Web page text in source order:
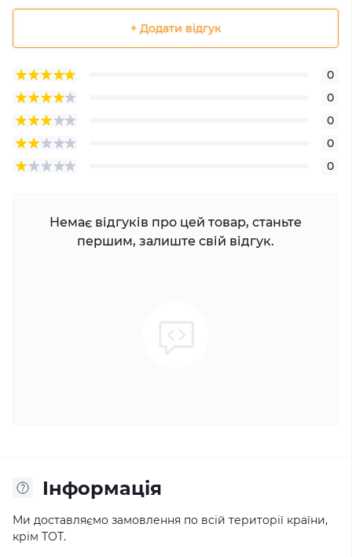
+ Додати відгук
0
0
0
0
0
Немає відгуків про цей товар, станьте
першим, залиште свій відгук.
Iнформація
Ми доставляємо замовлення по всій території країни,
крім ТОТ.